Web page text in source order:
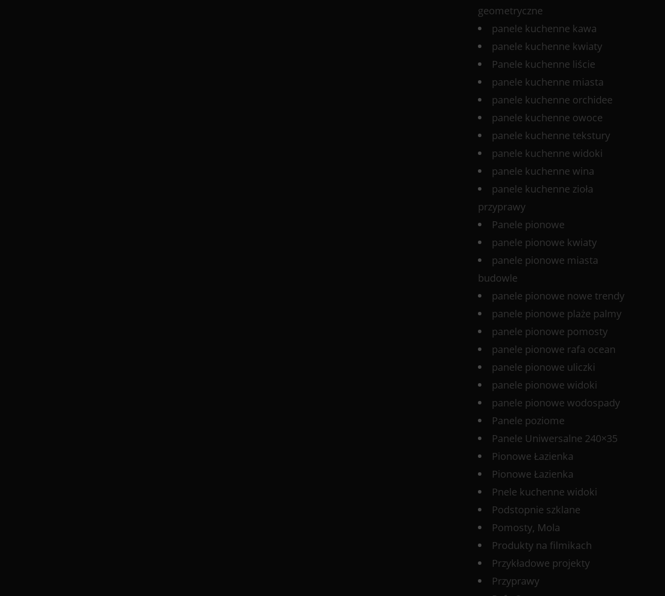
geometryczne
panele kuchenne kawa
panele kuchenne kwiaty
Panele kuchenne liście
panele kuchenne miasta
panele kuchenne orchidee
panele kuchenne owoce
panele kuchenne tekstury
panele kuchenne widoki
panele kuchenne wina
panele kuchenne zioła
przyprawy
Panele pionowe
panele pionowe kwiaty
panele pionowe miasta
budowle
panele pionowe nowe trendy
panele pionowe plaże palmy
panele pionowe pomosty
panele pionowe rafa ocean
panele pionowe uliczki
panele pionowe widoki
panele pionowe wodospady
Panele poziome
Panele Uniwersalne 240×35
Pionowe Łazienka
Pionowe Łazienka
Pnele kuchenne widoki
Podstopnie szklane
Pomosty, Mola
Produkty na filmikach
Przykładowe projekty
Przyprawy